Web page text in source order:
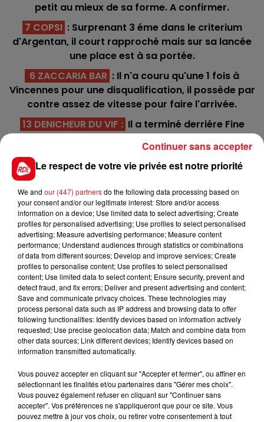
petit au mieux de sa forme. A confirmer.
7 COPSI : Surprenant 3 éme dans le criterium
d'Argentan, il court rapproché mais sur sa lancée
une place est à sa portée.
6 ZACCARIA BAR : Il n'a couru qu'une 1 fois à
Vincennes pour une disqualification, il possède par
contre assez de vitesse pour faire l'arrivée.
13 DENICHEUR DU VIF : Il a terminé derriére Fine
Colline à grosse cote dans le quinté reference. Avec
son numéro en seconde ligne il visera une 4/5éme
place.
**************************
En direct des pistes :
v
FILS D'ACTUS
15 juillet 2026
BÉTHUNE: ENQUÊTE POUR HOMICIDE
Le respect de votre vie privée est notre priorité
We and our (447) partnersdo the following data processing based on
your consent and/or our legitimate interest: Store and/or access
information on a device; Use limited data to select advertising; Create
profiles for personalised advertising; Use profiles to select personalised
advertising; Measure advertising performance; Measure content
performance; Understand audiences through statistics or combinations
of data from different sources; Develop and improve services; Create
profiles to personalise content; Use profiles to select personalised
content; Use limited data to select content; Ensure security, prevent and
detect fraud, and fix errors; Deliver and present advertising and content;
Save and communicate privacy choices. These technologies may
process personal data such as IP address and browsing data to offer
following functionalities: Identify devices based on information actively
requested; Use precise geolocation data; Match and combine data from
other data sources; Link different devices; Identify devices based on
information transmitted automatically.
Vous pouvez accepter en cliquant sur "Accepter et fermer", ou affiner en
sélectionnant les finalités et/ou partenaires dans "Gérer mes choix".
Vous pouvez également refuser en cliquant sur "Continuer sans
accepter". Vos préférences ne s'appliqueront que pour ce site. Vous
pouvez mettre à jour vos choix, ou retirer votre consentement à tout
Continuer sans accepter